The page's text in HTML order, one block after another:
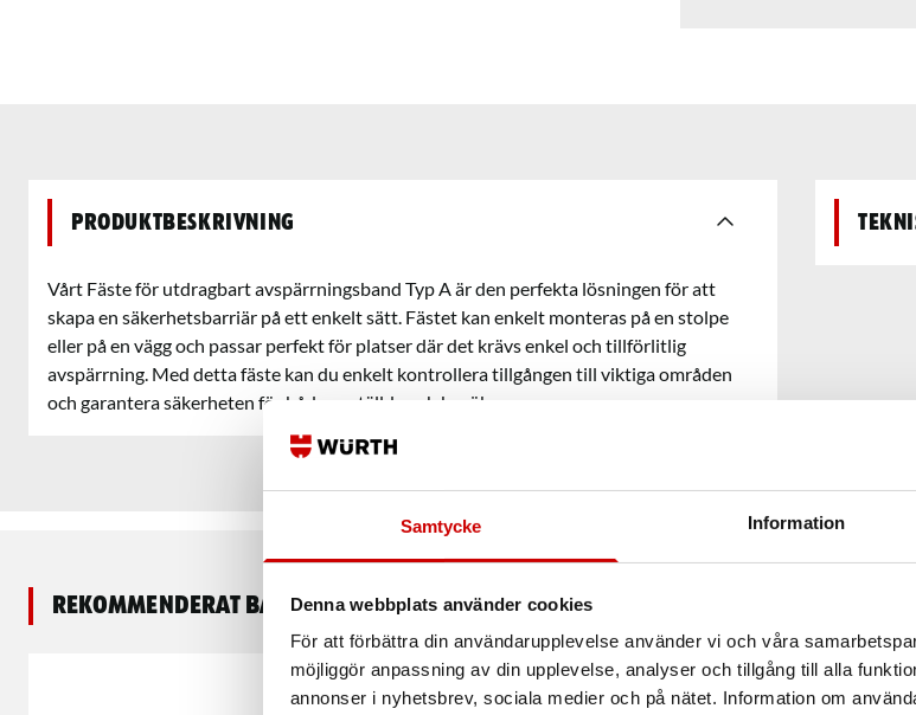
Samtycke Information
Denna webbplats använder cookies
För att förbättra din användarupplevelse använder vi och våra
möjliggör anpassning av din upplevelse, analyser och tillgång till alla
annonser i nyhetsbrev, sociala medier och på nätet. Information om
Produktbeskrivning
Vårt Fäste för utdragbart avspärrningsband Typ A är den perfekta lösningen för att
skapa en säkerhetsbarriär på ett enkelt sätt. Fästet kan enkelt monteras på en stolpe
eller på en vägg och passar perfekt för platser där det krävs enkel och tillförlitlig
avspärrning. Med detta fäste kan du enkelt kontrollera tillgången till viktiga områden
och garantera säkerheten för både anställda och besökare.
Rekommenderat baserat på vald produkt